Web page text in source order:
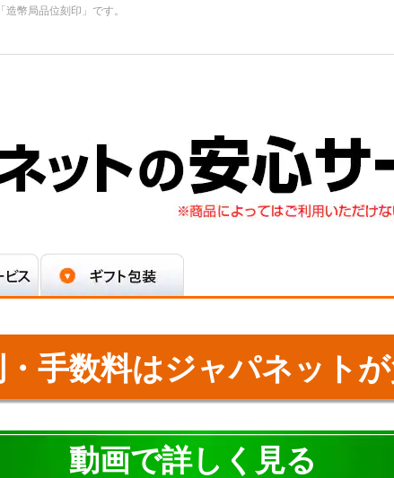
幣局品位刻印」です。
手数料はジャパネット
動画で詳しく見る